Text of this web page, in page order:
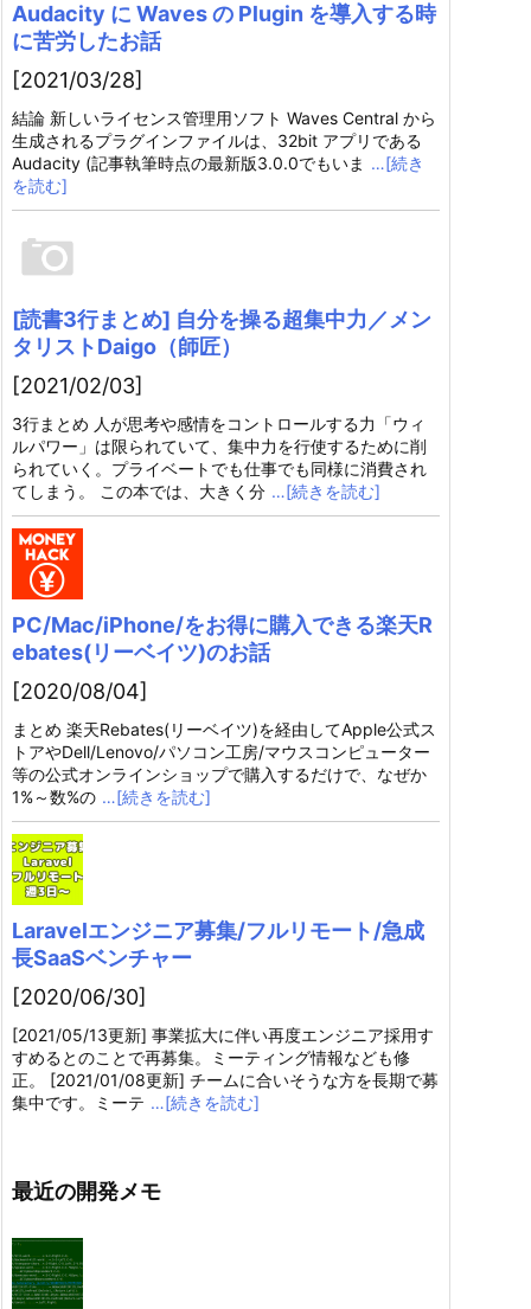
Audacity に Waves の Plugin を導入する時
に苦労したお話
[2021/03/28]
結論 新しいライセンス管理用ソフト Waves Central から
生成されるプラグインファイルは、32bit アプリである
Audacity (記事執筆時点の最新版3.0.0でもいま …[続き
を読む]
[読書3行まとめ] 自分を操る超集中力／メン
タリストDaigo（師匠）
[2021/02/03]
3行まとめ 人が思考や感情をコントロールする力「ウィ
ルパワー」は限られていて、集中力を行使するために削
られていく。プライベートでも仕事でも同様に消費され
てしまう。 この本では、大きく分 …[続きを読む]
PC/Mac/iPhone/をお得に購入できる楽天R
ebates(リーベイツ)のお話
[2020/08/04]
まとめ 楽天Rebates(リーベイツ)を経由してApple公式ス
トアやDell/Lenovo/パソコン工房/マウスコンピューター
等の公式オンラインショップで購入するだけで、なぜか
1%～数%の …[続きを読む]
Laravelエンジニア募集/フルリモート/急成
長SaaSベンチャー
[2020/06/30]
[2021/05/13更新] 事業拡大に伴い再度エンジニア採用す
すめるとのことで再募集。ミーティング情報なども修
正。 [2021/01/08更新] チームに合いそうな方を長期で募
集中です。ミーテ …[続きを読む]
最近の開発メモ